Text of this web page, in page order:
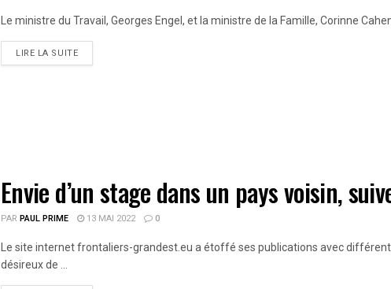
Le ministre du Travail, Georges Engel, et la ministre de la Famille, Corinne
LIRE LA SUITE
Envie d’un stage dans un pays voisin,
PAR PAUL PRIME 13 MAI 2022 0
Le site internet frontaliers-grandest.eu a étoffé ses publications avec
désireux de ...